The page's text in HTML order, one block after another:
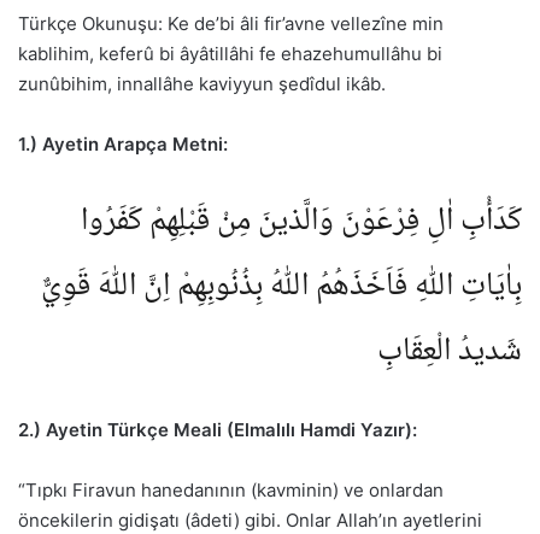
Türkçe Okunuşu: Ke de’bi âli fir’avne vellezîne min
kablihim, keferû bi âyâtillâhi fe ehazehumullâhu bi
zunûbihim, innallâhe kaviyyun şedîdul ikâb.
1.) Ayetin Arapça Metni:
كَدَأْبِ اٰلِ فِرْعَوْنَ وَالَّذينَ مِنْ قَبْلِهِمْ كَفَرُوا
بِاٰيَاتِ اللّٰهِ فَاَخَذَهُمُ اللّٰهُ بِذُنُوبِهِمْ اِنَّ اللّٰهَ قَوِيٌّ
شَديدُ الْعِقَابِ
2.) Ayetin Türkçe Meali (Elmalılı Hamdi Yazır):
“Tıpkı Firavun hanedanının (kavminin) ve onlardan
öncekilerin gidişatı (âdeti) gibi. Onlar Allah’ın ayetlerini